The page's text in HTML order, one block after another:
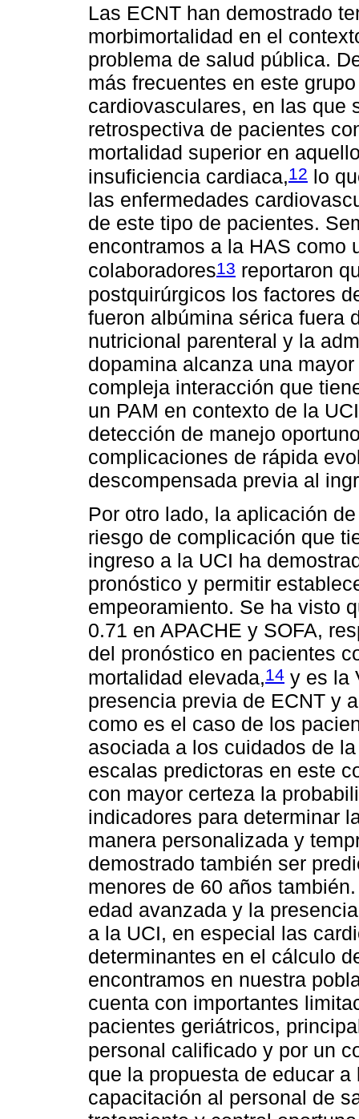
Las ECNT han demostrado
morbimortalidad en el
problema de salud pública.
más frecuentes en este
cardiovasculares, en las que
retrospectiva de pacientes
mortalidad superior en
insuficiencia cardiaca,12 lo
las enfermedades
de este tipo de pacientes.
encontramos a la HAS como
colaboradores13 reportaron
postquirúrgicos los factores
fueron albúmina sérica fuera
nutricional parenteral y la
dopamina alcanza una
compleja interacción que
un PAM en contexto de la
detección de manejo
complicaciones de rápida
descompensada previa al
Por otro lado, la aplicación
riesgo de complicación que
ingreso a la UCI ha
pronóstico y permitir
empeoramiento. Se ha visto
0.71 en APACHE y SOFA,
del pronóstico en pacientes
mortalidad elevada,14 y es la
presencia previa de ECNT y
como es el caso de los
asociada a los cuidados de
escalas predictoras en este
con mayor certeza la
indicadores para determinar
manera personalizada y
demostrado también ser
menores de 60 años
edad avanzada y la
a la UCI, en especial las
determinantes en el cálculo
encontramos en nuestra
cuenta con importantes
pacientes geriátricos,
personal calificado y por un
que la propuesta de educar
capacitación al personal de